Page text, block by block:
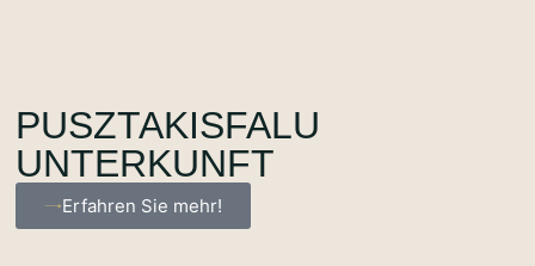
PUSZTAKISFALU
UNTERKUNFT
Erfahren Sie mehr!